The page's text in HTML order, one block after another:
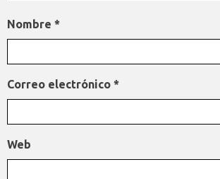
Nombre *
Correo electrónico *
Web